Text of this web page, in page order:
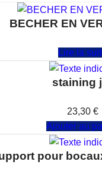
BECHER EN
Lire la
staining
23,30 €
Ajouter au
pour